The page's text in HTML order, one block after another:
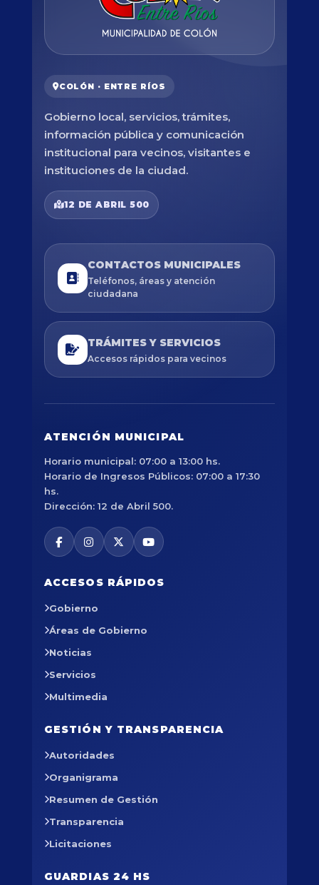
COLÓN · ENTRE RÍOS
Gobierno local, servicios, trámites,
información pública y comunicación
institucional para vecinos, visitantes e
instituciones de la ciudad.
12 DE ABRIL 500
CONTACTOS MUNICIPALES
Teléfonos, áreas y atención
ciudadana
TRÁMITES Y SERVICIOS
Accesos rápidos para vecinos
ATENCIÓN MUNICIPAL
Horario municipal: 07:00 a 13:00 hs.
Horario de Ingresos Públicos: 07:00 a 17:30
hs.
Dirección: 12 de Abril 500.
ACCESOS RÁPIDOS
Gobierno
Áreas de Gobierno
Noticias
Servicios
Multimedia
GESTIÓN Y TRANSPARENCIA
Autoridades
Organigrama
Resumen de Gestión
Transparencia
Licitaciones
GUARDIAS 24 HS